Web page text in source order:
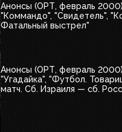
Анонсы (ОРТ, февраль 2000)
"Коммандо", "Свидетель",
Фатальный выстрел"
Анонсы (ОРТ, февраль 2000)
"Угадайка", "Футбол.
матч. Сб. Израиля — сб.